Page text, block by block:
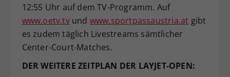
12:55 Uhr auf dem TV-Programm. Auf
www.oetv.tvund www.sportpassaustria.at gibt
es zudem täglich Livestreams sämtlicher
Center-Court-Matches.
DER WEITERE ZEITPLAN DER LAYJET-OPEN: